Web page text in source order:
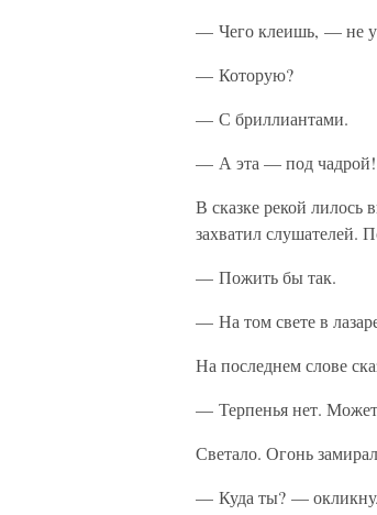
— Чего клеишь, — не
— Которую?
— С бриллиантами.
— А эта — под чадрой!
В сказке рекой лилось
захватил слушателей.
— Пожить бы так.
— На том свете в
На последнем слове
— Терпенья нет.
Светало. Огонь
— Куда ты? —